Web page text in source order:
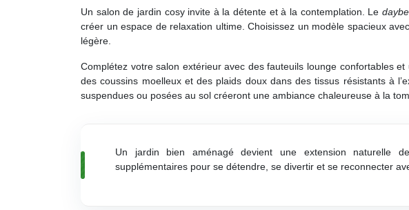
Un salon de jardin cosy invite à la détente et à la contemplation. Le
créer un espace de relaxation ultime. Choisissez un modèle spacieux
légère.
Complétez votre salon extérieur avec des fauteuils lounge confortables
des coussins moelleux et des plaids doux dans des tissus résistants à
suspendues ou posées au sol créeront une ambiance chaleureuse à la
Un jardin bien aménagé devient une extension naturelle
supplémentaires pour se détendre, se divertir et se reconnecter